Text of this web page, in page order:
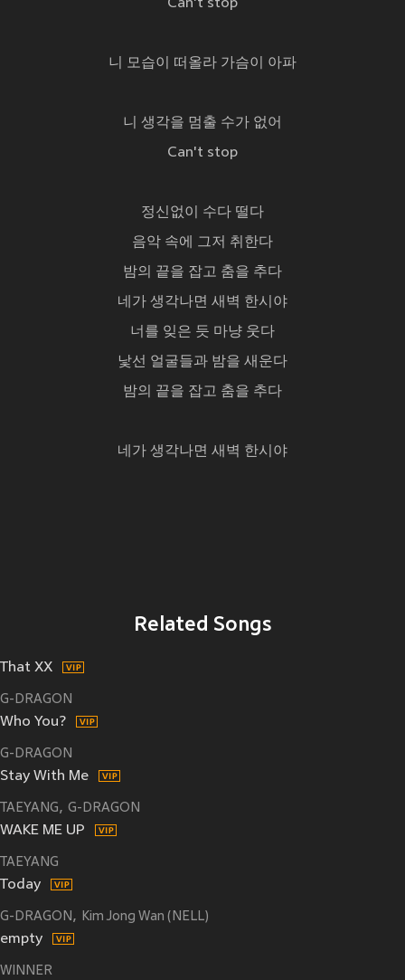
Can't stop
니 모습이 떠올라 가슴이 아파
니 생각을 멈출 수가 없어
Can't stop
정신없이 수다 떨다
음악 속에 그저 취한다
밤의 끝을 잡고 춤을 추다
네가 생각나면 새벽 한시야
너를 잊은 듯 마냥 웃다
낯선 얼굴들과 밤을 새운다
밤의 끝을 잡고 춤을 추다
네가 생각나면 새벽 한시야
Related Songs
That XX
G-DRAGON
Who You?
G-DRAGON
Stay With Me
TAEYANG G-DRAGON
WAKE ME UP
TAEYANG
Today
G-DRAGON Kim Jong Wan (NELL)
empty
WINNER